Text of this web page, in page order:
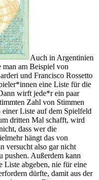
Auch in Argentinien
am Beispiel von
und Francisco Rossetto
eine Liste für die
wirft jede*r ein paar
Zahl von Stimmen
Liste auf dem Spielfeld
dritten Mal schafft, wird
dass wer die
hängt das von
versucht also gar nicht
pushen. Außerdem kann
Liste abgeben, nie für eine
dürfte, damit aus der